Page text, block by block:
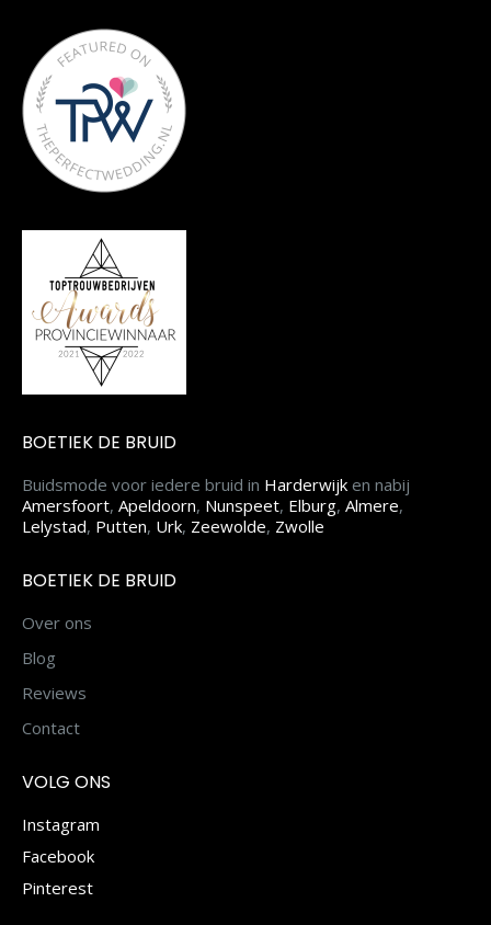
BOETIEK DE BRUID
Buidsmode voor iedere bruid in Harderwijk en nabij
Amersfoort, Apeldoorn, Nunspeet, Elburg, Almere,
Lelystad, Putten, Urk, Zeewolde, Zwolle
BOETIEK DE BRUID
Over ons
Blog
Reviews
Contact
VOLG ONS
Instagram
Facebook
Pinterest